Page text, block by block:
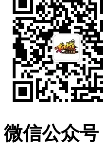
微信公众号